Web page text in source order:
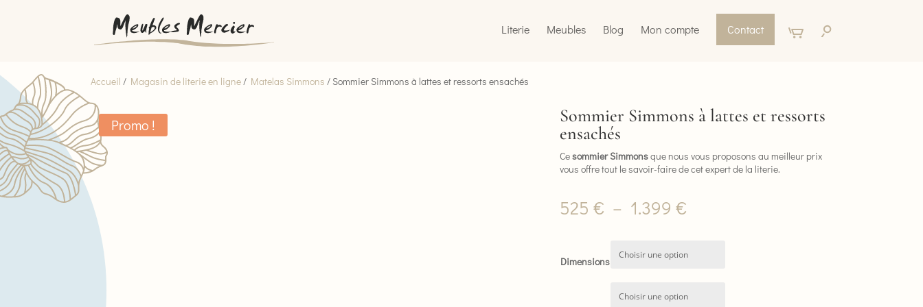
Literie Meubles Blog Mon compte Contact
Accueil / Magasin de literie en ligne/ Matelas Simmons / Sommier Simmons à lattes et ressorts ensachés
Promo !
Sommier Simmons à lattes et ressorts
ensachés
Cesommier Simmonsque nous vous proposons au meilleur prix
vous offre tout le savoir-faire de cet expert de la literie.
525 € – 1.399 €Plage
prix :
Dimensions